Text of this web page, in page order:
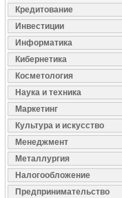
Кредитование
Инвестиции
Информатика
Кибернетика
Косметология
Наука и техника
Маркетинг
Культура и искусство
Менеджмент
Металлургия
Налогообложение
Предпринимательство